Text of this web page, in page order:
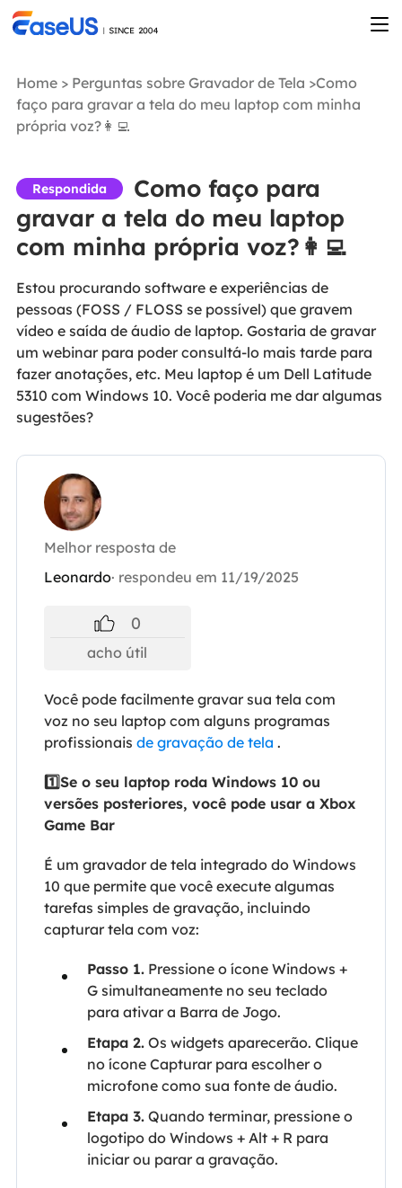
Home> Perguntas sobre Gravador de Tela >Como
faço para gravar a tela do meu laptop com minha
própria voz?👩‍💻
Respondida
Como faço para
gravar a tela do meu laptop
com minha própria voz?👩‍💻
Estou procurando software e experiências de
pessoas (FOSS / FLOSS se possível) que gravem
vídeo e saída de áudio de laptop. Gostaria de gravar
um webinar para poder consultá-lo mais tarde para
fazer anotações, etc. Meu laptop é um Dell Latitude
5310 com Windows 10. Você poderia me dar algumas
sugestões?
Melhor resposta de
Leonardo· respondeu em 11/19/2025
0
acho útil
Você pode facilmente gravar sua tela com
voz no seu laptop com alguns programas
profissionais de gravação de tela .
1️⃣Se o seu laptop roda Windows 10 ou
versões posteriores, você pode usar a Xbox
Game Bar
É um gravador de tela integrado do Windows
10 que permite que você execute algumas
tarefas simples de gravação, incluindo
capturar tela com voz:
Passo 1.Pressione o ícone Windows +
G simultaneamente no seu teclado
para ativar a Barra de Jogo.
Etapa 2.Os widgets aparecerão. Clique
no ícone Capturar para escolher o
microfone como sua fonte de áudio.
Etapa 3.Quando terminar, pressione o
logotipo do Windows + Alt + R para
iniciar ou parar a gravação.